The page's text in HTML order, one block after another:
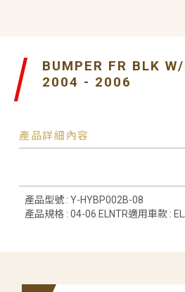
BUMPER FR BLK
2004 - 2006
產品詳細內容
產品型號 : Y-HYBP002B-08
產品規格 : 04-06 ELNTR適用車款 :